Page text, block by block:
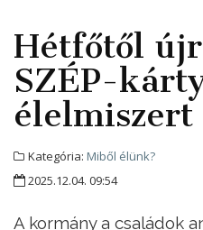
Hétfőtől
SZÉP-
Kategória: Miből élünk?
2025.12.04. 09:54
A kormány a családok